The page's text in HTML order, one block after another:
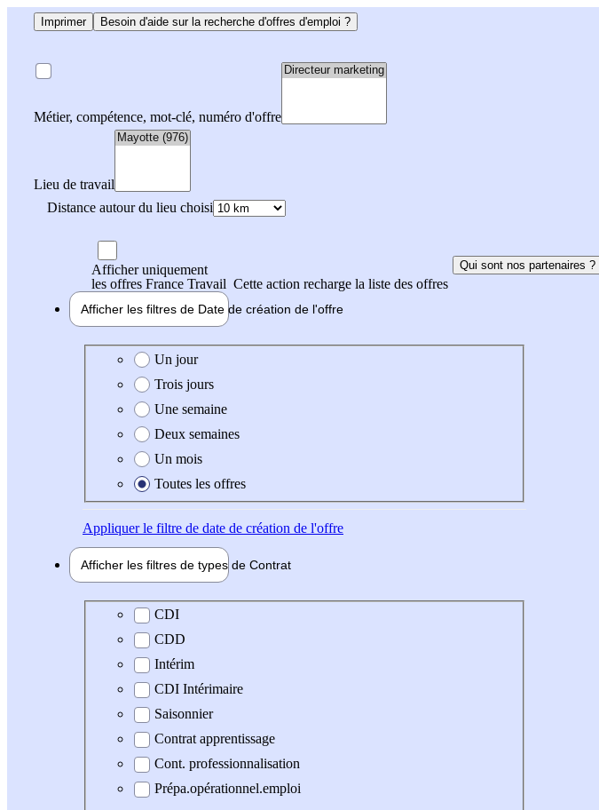
Imprimer Besoin d'aide sur la recherche d'offres d'emploi ?
Métier, compétence, mot-clé, numéro d'offre
Lieu de travail
Distance autour du lieu choisi
Afficher uniquement
les offres France Travail Cette action recharge la liste des offres
Qui sont nos partenaires ?
Afficher les filtres de Date de création de l'offre
Date de création de l'offre
Un jour
Trois jours
Une semaine
Deux semaines
Un mois
Toutes les offres
Appliquerle filtre de date de création de l'offre
Afficher les filtres de types de Contrat
Type de contrat
CDI
CDD
Intérim
CDI Intérimaire
Saisonnier
Contrat apprentissage
Cont. professionnalisation
Prépa.opérationnel.emploi